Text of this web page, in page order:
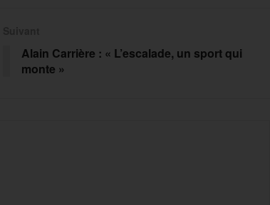
Alain Carrière : « L’escalade, un sport qui
monte »